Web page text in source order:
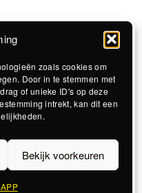
zoals cookies om
Door in te stemmen met
of unieke ID's op deze
intrekt, kan dit een
Bekijk voorkeuren